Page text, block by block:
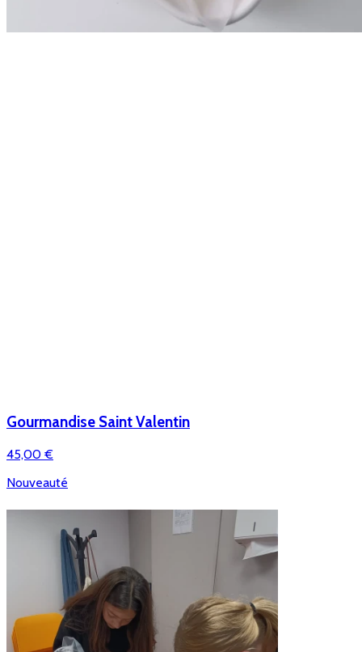
Gourmandise Saint Valentin
45,00 €
Nouveauté